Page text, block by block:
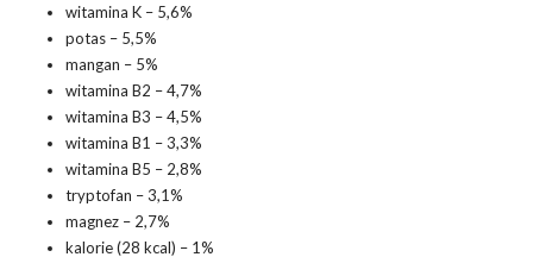
witamina K – 5,6%
potas – 5,5%
mangan – 5%
witamina B2 – 4,7%
witamina B3 – 4,5%
witamina B1 – 3,3%
witamina B5 – 2,8%
tryptofan – 3,1%
magnez – 2,7%
kalorie (28 kcal) – 1%